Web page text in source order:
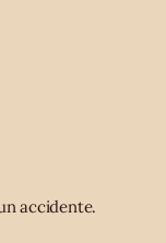
accidente.